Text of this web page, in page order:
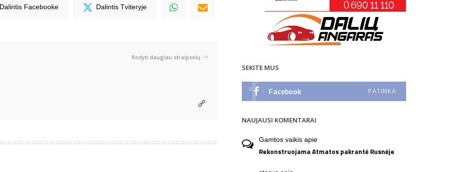
Dalintis Facebooke Dalintis Tviteryje
Rodyti daugiau straipsnių
SEKITE MUS
Facebook PATINKA
NAUJAUSI KOMENTARAI
Gamtos vaikis apie
Rekonstruojama Atmatos pakrantė Rusnėje